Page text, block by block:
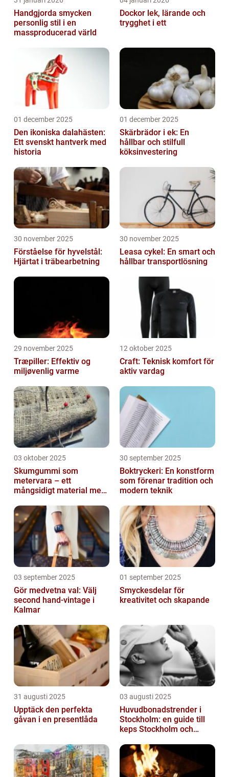
Handgjorda smycken
personlig stil i en
massproducerad värld
Dockor lek, lärande och
trygghet i ett
01 december 2025
Den ikoniska dalahästen:
Ett svenskt hantverk med
historia
01 december 2025
Skärbrädor i ek: En
hållbar och stilfull
köksinvestering
30 november 2025
Förståelse för hyvelstål:
Hjärtat i träbearbetning
30 november 2025
Leasa cykel: En smart och
hållbar transportlösning
29 november 2025
Træpiller: Effektiv og
miljøvenlig varme
12 oktober 2025
Craft: Teknisk komfort för
aktiv vardag
03 oktober 2025
Skumgummi som
metervara – ett
mångsidigt material med
användningsområden
30 september 2025
Boktryckeri: En konstform
som förenar tradition och
modern teknik
03 september 2025
Gör medvetna val: Välj
second hand-vintage i
Kalmar
01 september 2025
Smyckesdelar för
kreativitet och skapande
31 augusti 2025
Upptäck den perfekta
gåvan i en presentlåda
03 augusti 2025
Huvudbonadstrender i
Stockholm: en guide till
keps Stockholm och